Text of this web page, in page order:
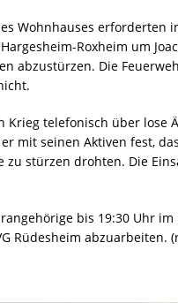
Wohnhauses erforderten
Roxheim um
abzustürzen. Die
Krieg telefonisch über lose
mit seinen Aktiven fest,
stürzen drohten. Die
bis 19:30 Uhr im
Rüdesheim abzuarbeiten.